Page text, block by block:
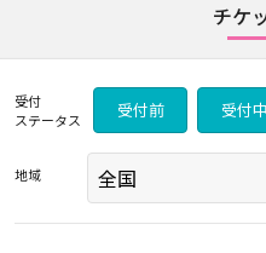
チケ
受付
ステータス
受付前 受付中
地域